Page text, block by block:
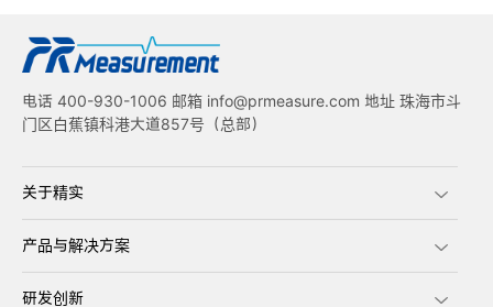
电话 400-930-1006 邮箱 info@prmeasure.com 地址 珠海市斗
门区白蕉镇科港大道857号（总部）
关于精实
产品与解决方案
研发创新